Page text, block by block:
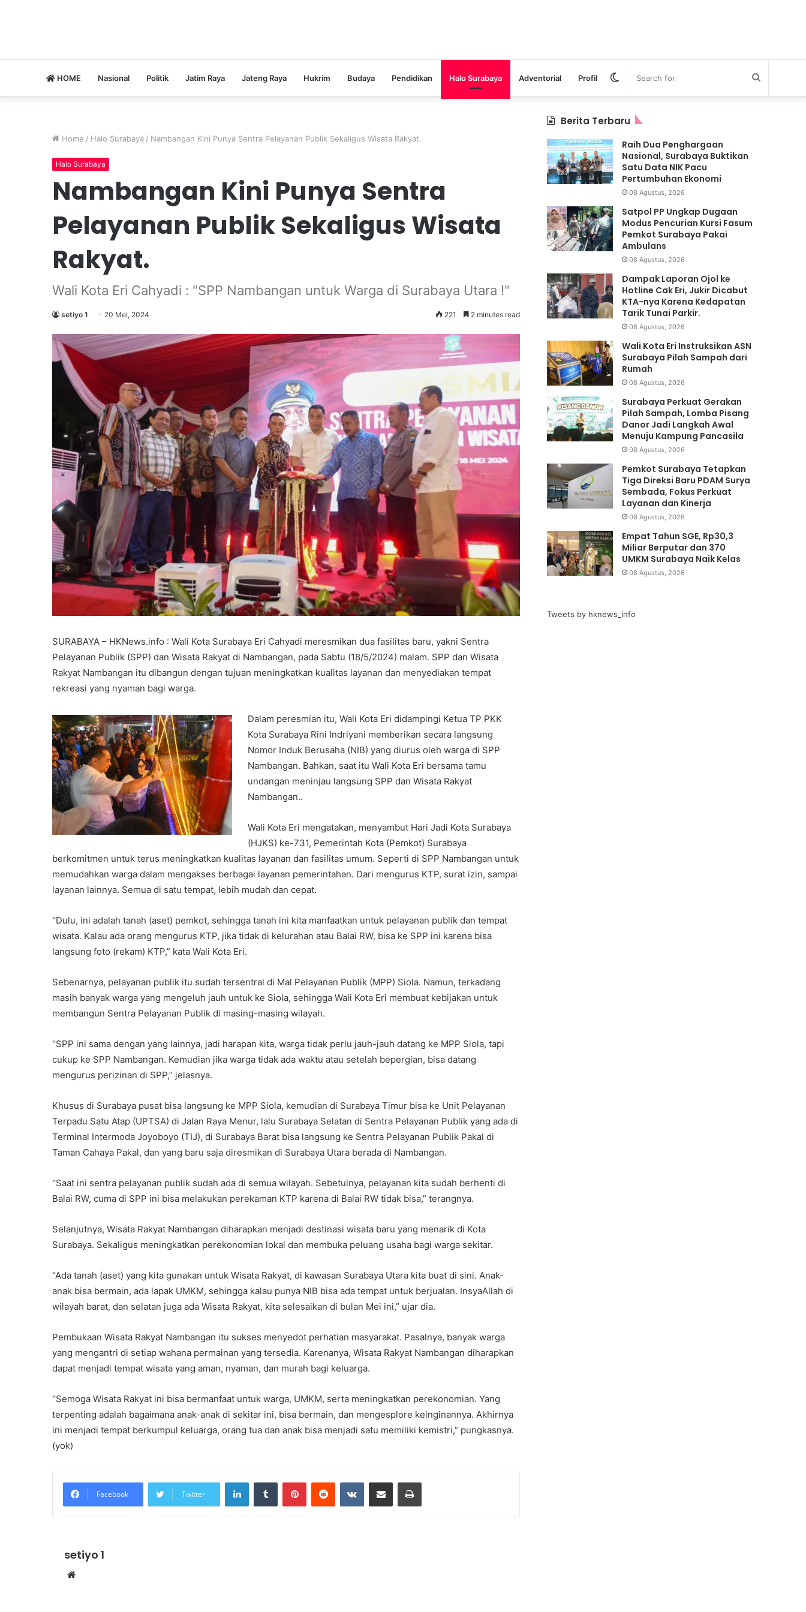
HOME Nasional Politik Jatim Raya Jateng Raya Hukrim Budaya Pendidikan Halo Surabaya Adventorial Profil Search
Switch
skin
Home / Halo Surabaya / Nambangan Kini Punya Sentra Pelayanan Publik Sekaligus Wisata Rakyat.
Halo Surabaya
Nambangan Kini Punya Sentra
Pelayanan Publik Sekaligus Wisata
Rakyat.
Wali Kota Eri Cahyadi : "SPP Nambangan untuk Warga di Surabaya Utara !"
setiyo 1 20 Mei, 2024 221 2 minutes read
SURABAYA – HKNews.info : Wali Kota Surabaya Eri Cahyadi meresmikan dua fasilitas baru, yakni Sentra
Pelayanan Publik (SPP) dan Wisata Rakyat di Nambangan, pada Sabtu (18/5/2024) malam. SPP dan Wisata
Rakyat Nambangan itu dibangun dengan tujuan meningkatkan kualitas layanan dan menyediakan tempat
rekreasi yang nyaman bagi warga.
Dalam peresmian itu, Wali Kota Eri didampingi Ketua TP PKK
Kota Surabaya Rini Indriyani memberikan secara langsung
Nomor Induk Berusaha (NIB) yang diurus oleh warga di SPP
Nambangan. Bahkan, saat itu Wali Kota Eri bersama tamu
undangan meninjau langsung SPP dan Wisata Rakyat
Nambangan..
Wali Kota Eri mengatakan, menyambut Hari Jadi Kota Surabaya
(HJKS) ke-731, Pemerintah Kota (Pemkot) Surabaya
berkomitmen untuk terus meningkatkan kualitas layanan dan fasilitas umum. Seperti di SPP Nambangan untuk
memudahkan warga dalam mengakses berbagai layanan pemerintahan. Dari mengurus KTP, surat izin, sampai
layanan lainnya. Semua di satu tempat, lebih mudah dan cepat.
“Dulu, ini adalah tanah (aset) pemkot, sehingga tanah ini kita manfaatkan untuk pelayanan publik dan tempat
wisata. Kalau ada orang mengurus KTP, jika tidak di kelurahan atau Balai RW, bisa ke SPP ini karena bisa
langsung foto (rekam) KTP,” kata Wali Kota Eri.
Sebenarnya, pelayanan publik itu sudah tersentral di Mal Pelayanan Publik (MPP) Siola. Namun, terkadang
masih banyak warga yang mengeluh jauh untuk ke Siola, sehingga Wali Kota Eri membuat kebijakan untuk
membangun Sentra Pelayanan Publik di masing-masing wilayah.
“SPP ini sama dengan yang lainnya, jadi harapan kita, warga tidak perlu jauh-jauh datang ke MPP Siola, tapi
cukup ke SPP Nambangan. Kemudian jika warga tidak ada waktu atau setelah bepergian, bisa datang
mengurus perizinan di SPP,” jelasnya.
Khusus di Surabaya pusat bisa langsung ke MPP Siola, kemudian di Surabaya Timur bisa ke Unit Pelayanan
Terpadu Satu Atap (UPTSA) di Jalan Raya Menur, lalu Surabaya Selatan di Sentra Pelayanan Publik yang ada di
Terminal Intermoda Joyoboyo (TIJ), di Surabaya Barat bisa langsung ke Sentra Pelayanan Publik Pakal di
Taman Cahaya Pakal, dan yang baru saja diresmikan di Surabaya Utara berada di Nambangan.
“Saat ini sentra pelayanan publik sudah ada di semua wilayah. Sebetulnya, pelayanan kita sudah berhenti di
Balai RW, cuma di SPP ini bisa melakukan perekaman KTP karena di Balai RW tidak bisa,” terangnya.
Selanjutnya, Wisata Rakyat Nambangan diharapkan menjadi destinasi wisata baru yang menarik di Kota
Surabaya. Sekaligus meningkatkan perekonomian lokal dan membuka peluang usaha bagi warga sekitar.
“Ada tanah (aset) yang kita gunakan untuk Wisata Rakyat, di kawasan Surabaya Utara kita buat di sini. Anak-
anak bisa bermain, ada lapak UMKM, sehingga kalau punya NIB bisa ada tempat untuk berjualan. InsyaAllah di
wilayah barat, dan selatan juga ada Wisata Rakyat, kita selesaikan di bulan Mei ini,” ujar dia.
Pembukaan Wisata Rakyat Nambangan itu sukses menyedot perhatian masyarakat. Pasalnya, banyak warga
yang mengantri di setiap wahana permainan yang tersedia. Karenanya, Wisata Rakyat Nambangan diharapkan
dapat menjadi tempat wisata yang aman, nyaman, dan murah bagi keluarga.
“Semoga Wisata Rakyat ini bisa bermanfaat untuk warga, UMKM, serta meningkatkan perekonomian. Yang
terpenting adalah bagaimana anak-anak di sekitar ini, bisa bermain, dan mengesplore keinginannya. Akhirnya
ini menjadi tempat berkumpul keluarga, orang tua dan anak bisa menjadi satu memiliki kemistri,” pungkasnya.
(yok)
Facebook Twitter
LinkedInTumblr PinterestReddit VKontakteShare via Email Print
setiyo 1
Website
Berita Terbaru
Raih Dua Penghargaan
Nasional, Surabaya Buktikan
Satu Data NIK Pacu
Pertumbuhan Ekonomi
08 Agustus, 2026
Satpol PP Ungkap Dugaan
Modus Pencurian Kursi Fasum
Pemkot Surabaya Pakai
Ambulans
08 Agustus, 2026
Dampak Laporan Ojol ke
Hotline Cak Eri, Jukir Dicabut
KTA-nya Karena Kedapatan
Tarik Tunai Parkir.
08 Agustus, 2026
Wali Kota Eri Instruksikan ASN
Surabaya Pilah Sampah dari
Rumah
08 Agustus, 2026
Surabaya Perkuat Gerakan
Pilah Sampah, Lomba Pisang
Danor Jadi Langkah Awal
Menuju Kampung Pancasila
08 Agustus, 2026
Pemkot Surabaya Tetapkan
Tiga Direksi Baru PDAM Surya
Sembada, Fokus Perkuat
Layanan dan Kinerja
08 Agustus, 2026
Empat Tahun SGE, Rp30,3
Miliar Berputar dan 370
UMKM Surabaya Naik Kelas
08 Agustus, 2026
Tweets by hknews_info